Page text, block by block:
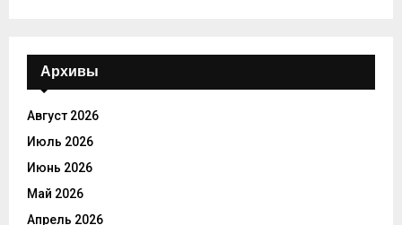
Архивы
Август 2026
Июль 2026
Июнь 2026
Май 2026
Апрель 2026